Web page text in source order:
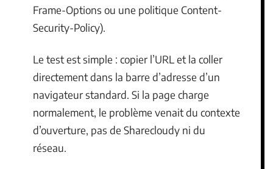
Frame-Options ou une politique Content-
Security-Policy).
Le test est simple : copier l’URL et la coller
directement dans la barre d’adresse d’un
navigateur standard. Si la page charge
normalement, le problème venait du contexte
d’ouverture, pas de Sharecloudy ni du
réseau.